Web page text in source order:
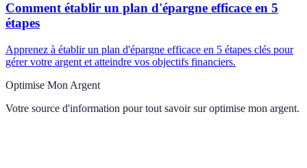
Comment établir un plan d'épargne efficace en 5
étapes
Apprenez à établir un plan d'épargne efficace en 5 étapes clés pour
gérer votre argent et atteindre vos objectifs financiers.
Optimise Mon Argent
Votre source d'information pour tout savoir sur optimise mon argent.